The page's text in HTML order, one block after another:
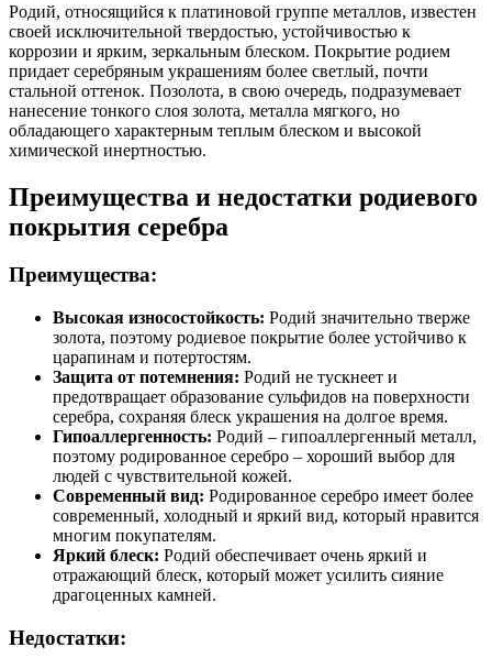
Родий, относящийся к платиновой группе металлов, известен
своей исключительной твердостью, устойчивостью к
коррозии и ярким, зеркальным блеском. Покрытие родием
придает серебряным украшениям более светлый, почти
стальной оттенок. Позолота, в свою очередь, подразумевает
нанесение тонкого слоя золота, металла мягкого, но
обладающего характерным теплым блеском и высокой
химической инертностью.
Преимущества и недостатки родиевого
покрытия серебра
Преимущества:
Высокая износостойкость: Родий значительно тверже
золота, поэтому родиевое покрытие более устойчиво к
царапинам и потертостям.
Защита от потемнения: Родий не тускнеет и
предотвращает образование сульфидов на поверхности
серебра, сохраняя блеск украшения на долгое время.
Гипоаллергенность: Родий – гипоаллергенный металл,
поэтому родированное серебро – хороший выбор для
людей с чувствительной кожей.
Современный вид: Родированное серебро имеет более
современный, холодный и яркий вид, который нравится
многим покупателям.
Яркий блеск: Родий обеспечивает очень яркий и
отражающий блеск, который может усилить сияние
драгоценных камней.
Недостатки: